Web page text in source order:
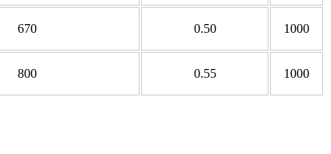
670 0.50 1000
800 0.55 1000